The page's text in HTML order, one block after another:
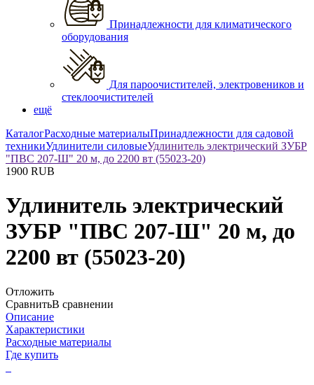
Принадлежности для климатического
оборудования
Для пароочистителей, электровеников и
стеклоочистителей
ещё
КаталогРасходные материалыПринадлежности для садовой
техникиУдлинители силовыеУдлинитель электрический ЗУБР
"ПВС 207-Ш" 20 м, до 2200 вт (55023-20)
1900 RUB
Удлинитель электрический
ЗУБР "ПВС 207-Ш" 20 м, до
2200 вт (55023-20)
Отложить
СравнитьВ сравнении
Описание
Характеристики
Расходные материалы
Где купить